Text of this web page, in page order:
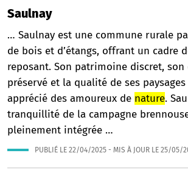
Saulnay
… Saulnay est une commune rurale
de bois et d’étangs, offrant un cadre
reposant. Son patrimoine discret,
préservé et la qualité de ses
apprécié des amoureux de nature.
tranquillité de la campagne
pleinement intégrée …
PUBLIÉ LE 22/04/2025 - MIS À JOUR LE 25/05/